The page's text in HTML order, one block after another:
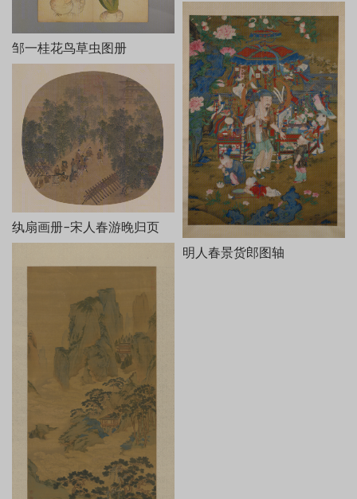
豆，却动态鲜明。微波水纹均一笔笔画出，渔舟游船荡曳其间，使
画面平添动感。综观全幅，又不失雄阔的境界和恢宏的气势，远观
近睹均令人折服。在用色上，画家于单调的蓝绿色中求变化，虽然
以青绿为主色调，但在施色时注重手法的变化，色彩或浑厚，或轻
盈，间以赭色为衬，使画面层次分明，色如宝石，光彩夺目。元代
著名书法家溥光对此卷推崇备至，在卷后题跋中赞道：“在古今丹青
小景中，自可独步千载，殆众星之孤月耳。”此论可谓公允之见。
从此卷所描绘的景物看，系以南方清丽秀润的山水为主体，在
部分山峦的表现上加进了一些北方山水的特征，可谓集南北山水于
一体的精心之作。从画面表现的建筑形式以及江南水乡的生活场
景、生产劳作使用的工具等方面看，画家对江南地区有着较为深刻
的了解，其艺术创作当来源于生活，而王希孟于18岁时即创作出如
此宏幅巨制，不可能没有深厚的生活积累，由此笔者推测，画家王
希孟应是江南人，至于具体籍贯便无从知晓了。
邹一桂花鸟草虫图册
纨扇画册-宋人春游晚归页
明人春景货郎图轴